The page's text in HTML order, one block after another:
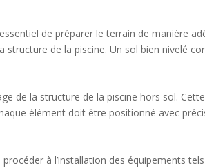
de préparer le terrain de manière
de la piscine. Un sol bien nivelé
de la structure de la piscine hors sol.
élément doit être positionné avec
à l’installation des équipements